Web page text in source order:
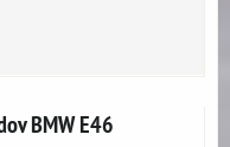
BMW E46